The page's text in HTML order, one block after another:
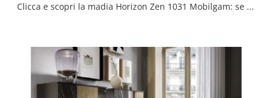
Clicca e scopri la madia Horizon Zen 1031 Mobilgam: se vuoi mobili in legno per stanze moderne, questa è il miglior acquisto per te!